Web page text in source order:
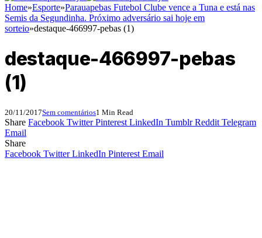
Home»Esporte»Parauapebas Futebol Clube vence a Tuna e está nas
Semis da Segundinha. Próximo adversário sai hoje em
sorteio»destaque-466997-pebas (1)
destaque-466997-pebas
(1)
20/11/2017Sem comentários1 Min Read
Share Facebook Twitter Pinterest LinkedIn Tumblr Reddit Telegram
Email
Share
Facebook Twitter LinkedIn Pinterest Email